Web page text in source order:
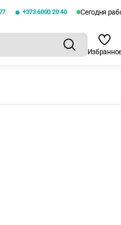
+373 6000 20 40 Сегодня